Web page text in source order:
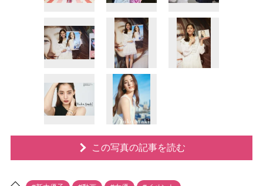
この写真の記事を読む